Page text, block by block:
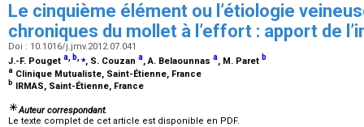
Le cinquième élément ou l’étiologie
chroniques du mollet à l’effort : apport de
Doi : 10.1016/j.jmv.2012.07.041
J.-F. Pouget a b ⁎, S. Couzan a, A. Belaounnas a, M. Paret b
a Clinique Mutualiste, Saint-Étienne, France
b IRMAS, Saint-Étienne, France
Auteur correspondant.
Le texte complet de cet article est disponible en PDF.